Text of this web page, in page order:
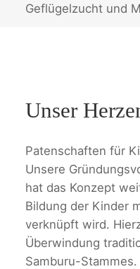
Geflügelzucht und
Unser
Patenschaften für
Unsere
hat das Konzept
Bildung der Kinder
verknüpft wird.
Überwindung
Samburu-